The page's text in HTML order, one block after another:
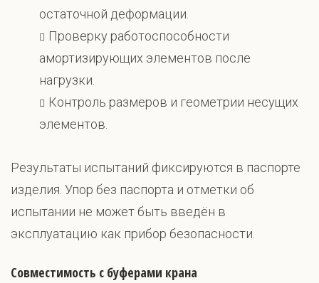
остаточной деформации.
Проверку работоспособности
амортизирующих элементов после
нагрузки.
Контроль размеров и геометрии несущих
элементов.
Результаты испытаний фиксируются в паспорте
изделия. Упор без паспорта и отметки об
испытании не может быть введён в
эксплуатацию как прибор безопасности.
Совместимость с буферами крана